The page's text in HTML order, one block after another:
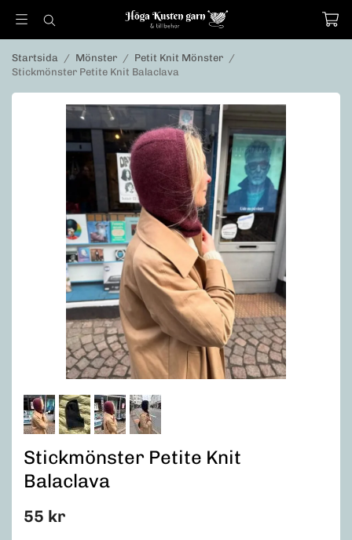
Startsida / Mönster / Petit Knit Mönster /
Stickmönster Petite Knit Balaclava
Stickmönster Petite Knit
Balaclava
55 kr